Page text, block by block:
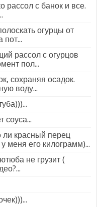
рассол с банок и все.
огурцы от
пот...
рассол с огурцов
пол...
сохраняя осадок.
воду...
соуса...
красный перец
меня его килограмм)...
не грузит (